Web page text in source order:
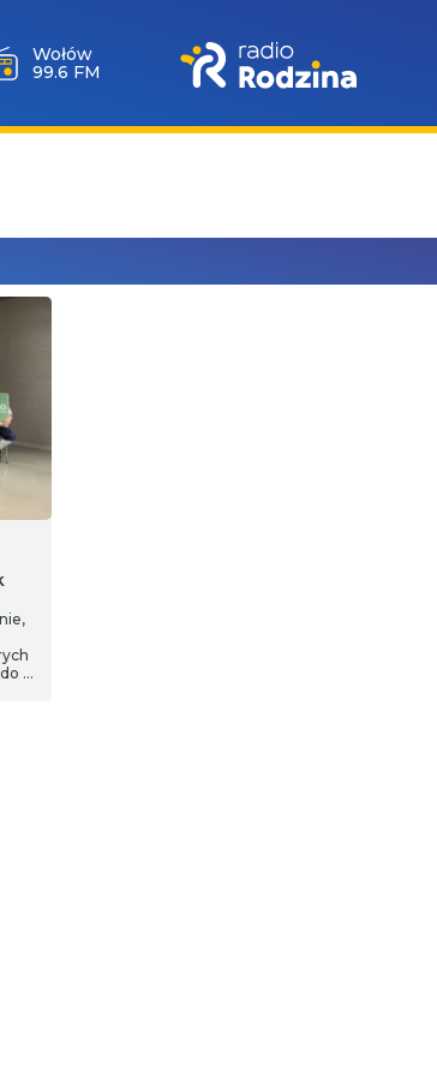
Wołów
99.6 FM
4